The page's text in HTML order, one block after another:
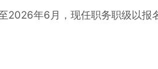
2026年6月，现任职务职级以报